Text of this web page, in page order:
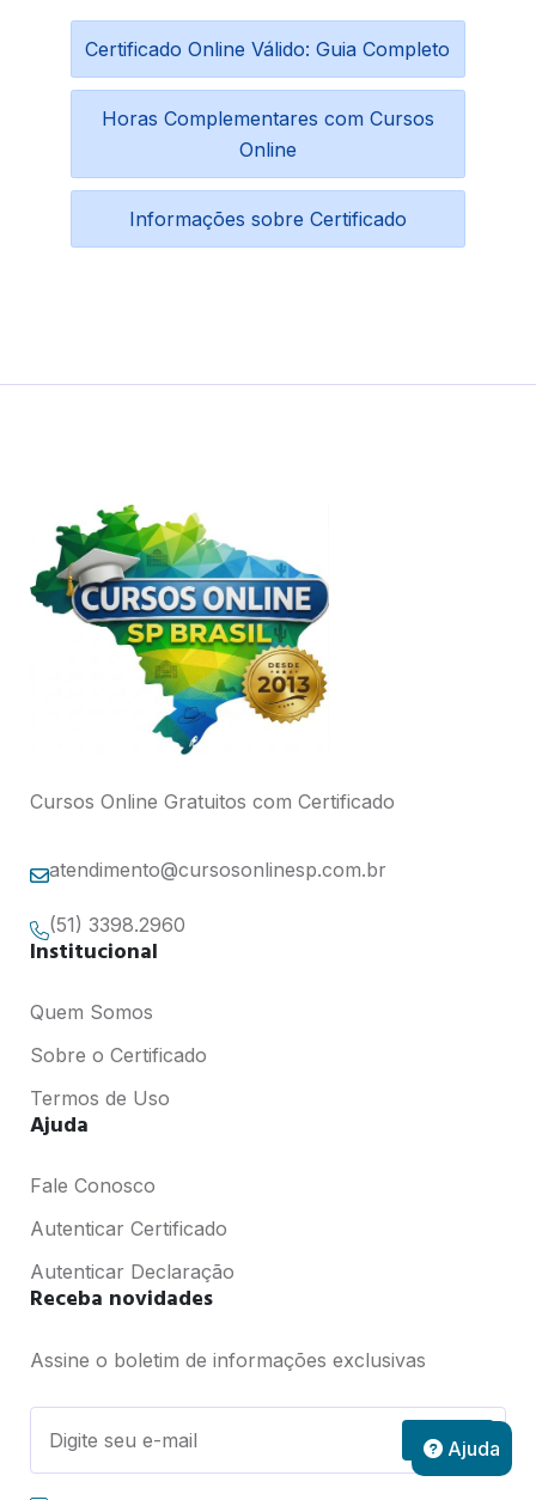
Certificado Online Válido: Guia Completo
Horas Complementares com Cursos
Online
Informações sobre Certificado
Cursos Online Gratuitos com Certificado
atendimento@cursosonlinesp.com.br
(51) 3398.2960
Institucional
Quem Somos
Sobre o Certificado
Termos de Uso
Ajuda
Fale Conosco
Autenticar Certificado
Autenticar Declaração
Receba novidades
Assine o boletim de informações exclusivas
Assinar
Ajuda